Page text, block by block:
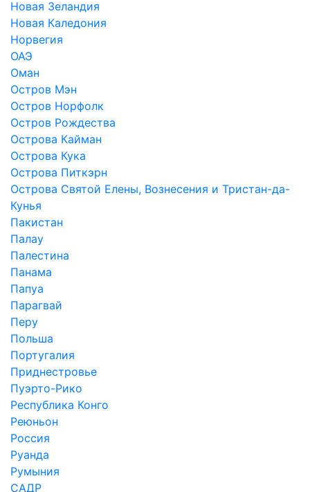
Новая Зеландия
Новая Каледония
Норвегия
ОАЭ
Оман
Остров Мэн
Остров Норфолк
Остров Рождества
Острова Кайман
Острова Кука
Острова Питкэрн
Острова Святой Елены, Вознесения и Тристан-да-
Кунья
Пакистан
Палау
Палестина
Панама
Папуа
Парагвай
Перу
Польша
Португалия
Приднестровье
Пуэрто-Рико
Республика Конго
Реюньон
Россия
Руанда
Румыния
САДР